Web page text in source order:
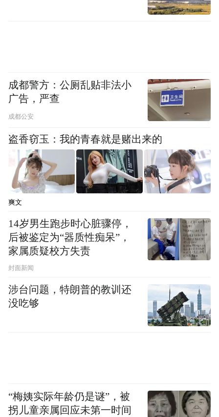
传融入市井烟火；与慈善超市联动复刻老上
针对老年客群占比高的特点，上海农商银行
关注综合服务需求，依托全市超千家“心家
园”公益服务站服务网络，举办“K歌争霸赛”
室”“健康大讲堂”等健康服务，将社区舞台、
健康关爱等多样化服务送到社区居民身边，
进一步打造客户体验有温度、社会责任有力
度、助老情怀有深度的银行。
从长者食堂的反诈课堂，到智慧助餐的资金
赋能，再到“心家园”的综合服务，上海农商
银行正将养老金融服务从“多不多”推向“优不
优”。下阶段，上海农商银行将继续秉承“普
惠金融助力百姓美好生活”的使命，持续深耕
养老金融，将服务从“业务场景”延伸至“生活
场景”，从“满足需求”升华为“传递情感价
频)为凤凰网旗下自媒体平台“大风号”用户上传并发
布，本平台仅提供信息存储空间服务。
成都警方：公厕乱贴非法小
广告，严查
成都公安
盗香窃玉：我的青春就是赌出来的
爽文
14岁男生跑步时心脏骤停，
后被鉴定为“器质性痴呆”，
家属质疑校方失责
封面新闻
涉台问题，特朗普的教训还
没吃够
“梅姨实际年龄仍是谜”，被
拐儿童亲属回应未第一时间